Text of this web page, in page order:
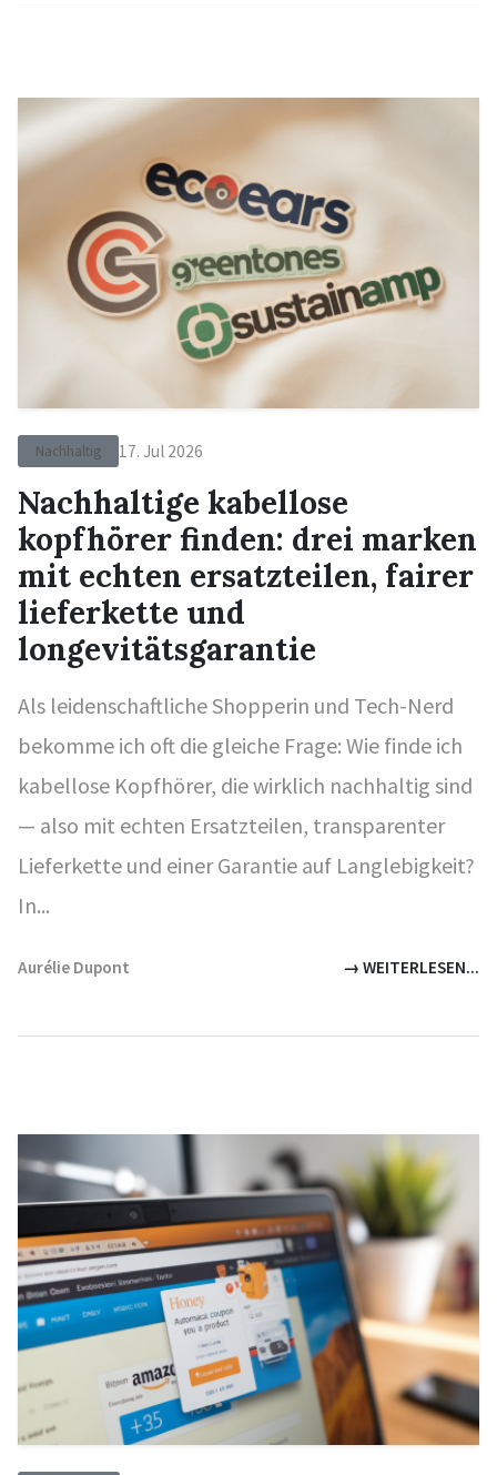
Nachhaltig 17. Jul 2026
Nachhaltige kabellose
kopfhörer finden: drei marken
mit echten ersatzteilen, fairer
lieferkette und
longevitätsgarantie
Als leidenschaftliche Shopperin und Tech-Nerd
bekomme ich oft die gleiche Frage: Wie finde ich
kabellose Kopfhörer, die wirklich nachhaltig sind
— also mit echten Ersatzteilen, transparenter
Lieferkette und einer Garantie auf Langlebigkeit?
In...
Aurélie Dupont → WEITERLESEN...